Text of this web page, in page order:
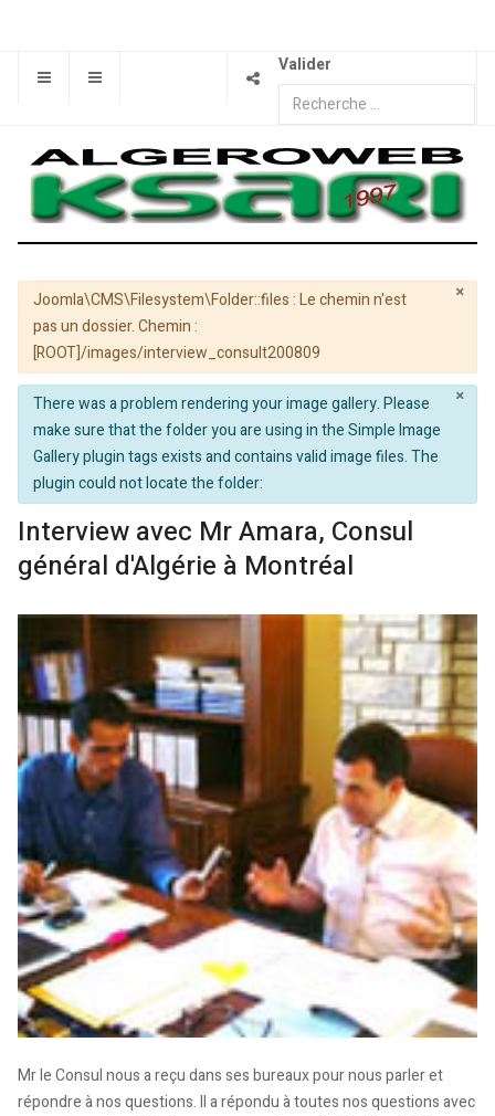
Valider
×
Avertissement
Joomla\CMS\Filesystem\Folder::files : Le chemin n'est
pas un dossier. Chemin :
[ROOT]/images/interview_consult200809
×
info
There was a problem rendering your image gallery. Please
make sure that the folder you are using in the Simple Image
Gallery plugin tags exists and contains valid image files. The
plugin could not locate the folder:
Interview avec Mr Amara, Consul
général d'Algérie à Montréal
Mr le Consul nous a reçu dans ses bureaux pour nous parler et
répondre à nos questions. Il a répondu à toutes nos questions avec